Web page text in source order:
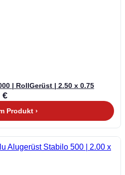
| RollGerüst | 2.50 x 0.75
€
Produkt ›